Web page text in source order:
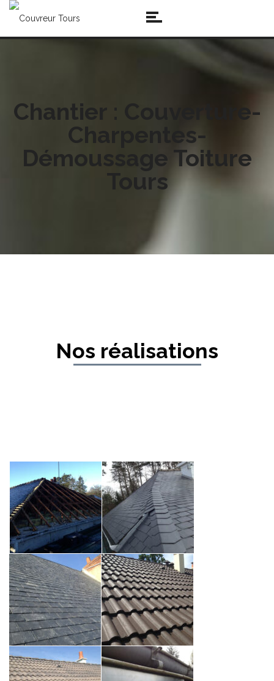
Chantier : Couverture-
Charpentes-
Démoussage Toiture
Tours
Nos réalisations